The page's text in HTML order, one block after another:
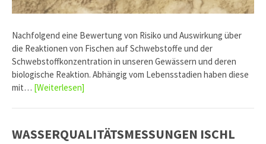
Nachfolgend eine Bewertung von Risiko und Auswirkung über
die Reaktionen von Fischen auf Schwebstoffe und der
Schwebstoffkonzentration in unseren Gewässern und deren
biologische Reaktion. Abhängig vom Lebensstadien haben diese
mit… [Weiterlesen]
WASSERQUALITÄTSMESSUNGEN ISCHL